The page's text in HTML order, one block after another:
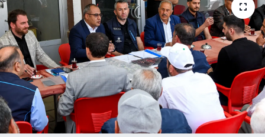
MAGAZİN
SPOR